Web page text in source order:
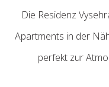
Die Residenz
Apartments in der
perfekt zur